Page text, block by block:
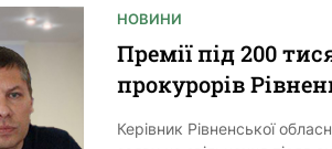
НОВИНИ
Премії під 200
прокурорів
Керівник Рівненської